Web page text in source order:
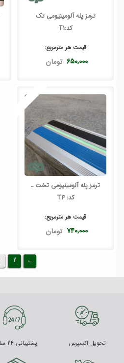
ترمز پله آلومینیومی تک
کد:T1
قیمت هر مترمربع:
۶۵۰,۰۰۰ تومان
ترمز پله آلومینیومی تخت ـ
کد: T4
قیمت هر مترمربع:
۷۴۰,۰۰۰ تومان
2 ←
تحویل اکسپرس پشتیبانی 24 ساعته